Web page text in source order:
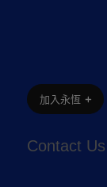
加入永恆
Contact Us